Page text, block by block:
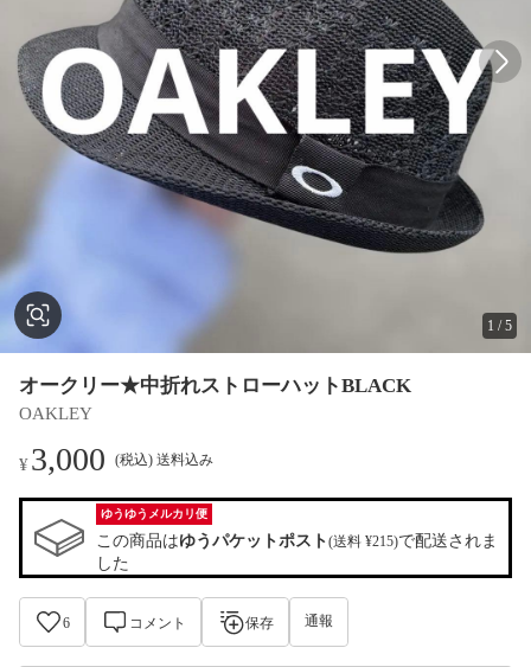
1 /5
オークリー★中折れストローハットBLACK
OAKLEY
¥3,000 (税込) 送料込み
ゆうゆうメルカリ便
この商品はゆうパケットポスト(送料 ¥215)で配送されま
した
6 コメント 保存 通報